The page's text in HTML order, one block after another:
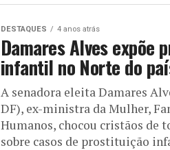
DESTAQUES 4 anos atrás
Damares Alves expõe
infantil no Norte do
A senadora eleita Damares
DF), ex-ministra da Mulher,
Humanos, chocou cristãos de
sobre casos de prostituição